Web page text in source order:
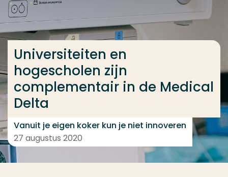
Ga direct naar de content
... > Universiteiten en hogescholen zijn
Universiteiten en
hogescholen zijn
complementair in de Medical
Delta
Vanuit je eigen koker kun je niet innoveren
27 augustus 2020
Veel gezocht
Opleiding
Contact